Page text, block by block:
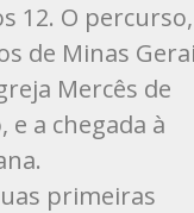
12. O percurso,
de Minas
Mercês de
e a chegada à
primeiras